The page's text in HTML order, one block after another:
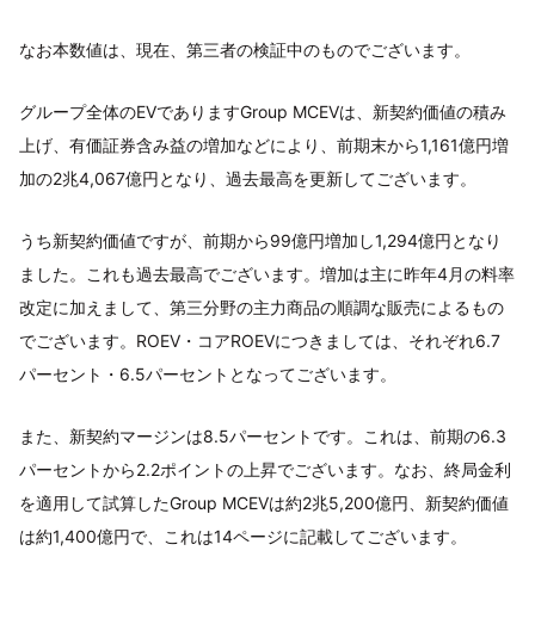
なお本数値は、現在、第三者の検証中のものでございます。
グループ全体のEVでありますGroup MCEVは、新契約価値の積み
上げ、有価証券含み益の増加などにより、前期末から1,161億円増
加の2兆4,067億円となり、過去最高を更新してございます。
うち新契約価値ですが、前期から99億円増加し1,294億円となり
ました。これも過去最高でございます。増加は主に昨年4月の料率
改定に加えまして、第三分野の主力商品の順調な販売によるもの
でございます。ROEV・コアROEVにつきましては、それぞれ6.7
パーセント・6.5パーセントとなってございます。
また、新契約マージンは8.5パーセントです。これは、前期の6.3
パーセントから2.2ポイントの上昇でございます。なお、終局金利
を適用して試算したGroup MCEVは約2兆5,200億円、新契約価値
は約1,400億円で、これは14ページに記載してございます。